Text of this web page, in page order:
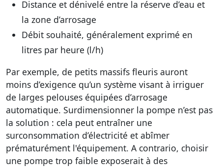
Distance et dénivelé entre la réserve d’eau et
la zone d’arrosage
Débit souhaité, généralement exprimé en
litres par heure (l/h)
Par exemple, de petits massifs fleuris auront
moins d’exigence qu’un système visant à irriguer
de larges pelouses équipées d’arrosage
automatique. Surdimensionner la pompe n’est pas
la solution : cela peut entraîner une
surconsommation d’électricité et abîmer
prématurément l'équipement. A contrario, choisir
une pompe trop faible exposerait à des